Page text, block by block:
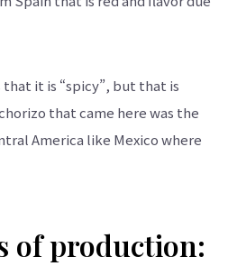
that it is “spicy”, but that is
that came here was the
America like Mexico where
of production: